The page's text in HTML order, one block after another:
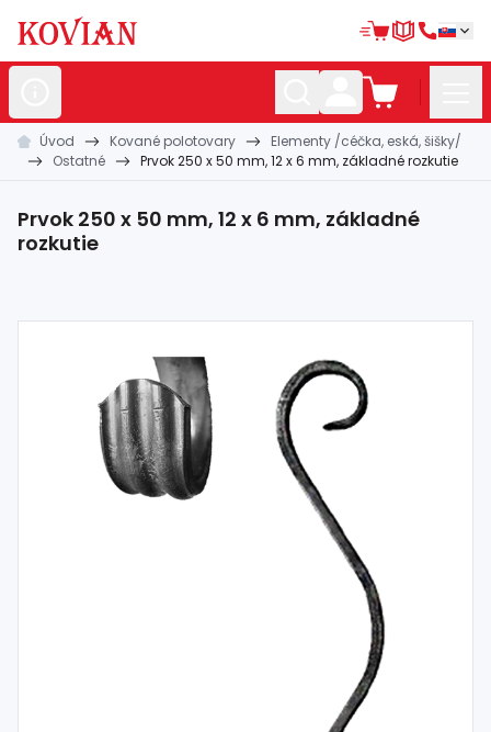
Nerezovépolotovary
Kovanépolotovary
Bránovésystémy
Dom, dielňa, záhrada
materiál
materiál
Úvod Kované polotovary
Elementy /céčka, eská, šišky/
Ostatné
Prvok 250 x 50 mm, 12 x 6 mm, základné rozkutie
Prvok 250 x 50 mm, 12 x 6 mm, základné
rozkutie